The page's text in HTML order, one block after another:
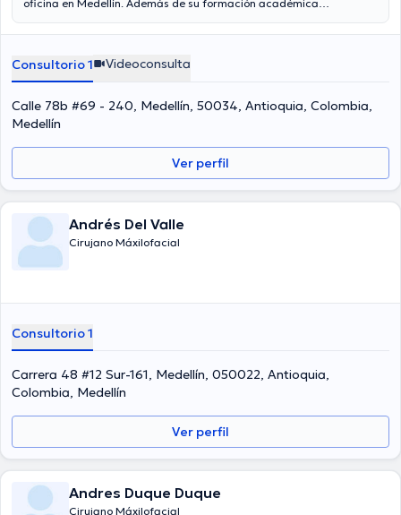
oficina en Medellín. Además de su formación académica
área de especialidad. La Dra. posee años de experiencia laboral en
miembro de diversas asociaciones médicas. Ana Catalina Tobón
Trujillo ha participado en incontables conferencias con la intención
de lograr tener una formación continua en su campo de
especialización y ha difundido importantes publicaciones. Español
son los idiomas usados por la profesional de la salud.
Consultorio 1 Videoconsulta
Calle 78b #69 - 240, Medellín, 50034, Antioquia, Colombia,
Medellín
Ver perfil
Andrés Del Valle
Cirujano Máxilofacial
Consultorio 1
Carrera 48 #12 Sur-161, Medellín, 050022, Antioquia,
Colombia, Medellín
Ver perfil
Andres Duque Duque
Cirujano Máxilofacial